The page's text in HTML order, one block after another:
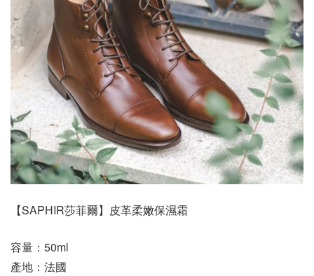
【SAPHIR莎菲爾】皮革柔嫩保濕霜
容量：50ml
產地：法國